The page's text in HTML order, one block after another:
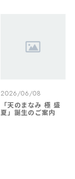
2026/06/08
「天のまなみ 極 盛
夏」誕生のご案内